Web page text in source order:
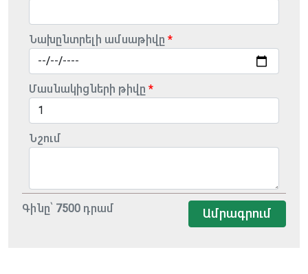
Նախընտրելի ամսաթիվը
Մասնակիցների թիվը
Նշում
Գինը՝ 7500 դրամ Ամրագրում